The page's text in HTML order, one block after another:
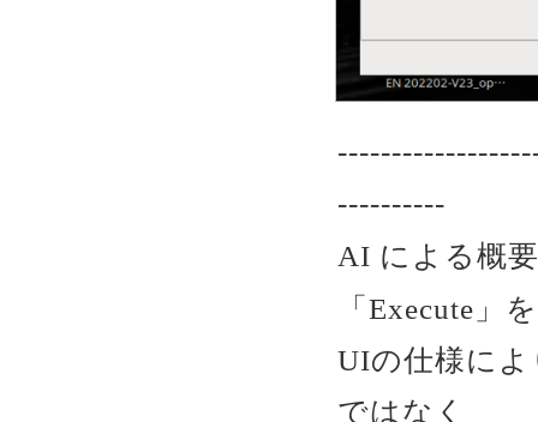
----------
AI による概要
「Execute」
UIの仕様に
ではなく